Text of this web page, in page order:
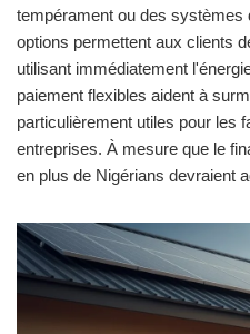
tempérament ou des systèmes
options permettent aux clients
utilisant immédiatement
paiement flexibles aident à
particulièrement utiles pour les
entreprises. À mesure que le
en plus de Nigérians devraient